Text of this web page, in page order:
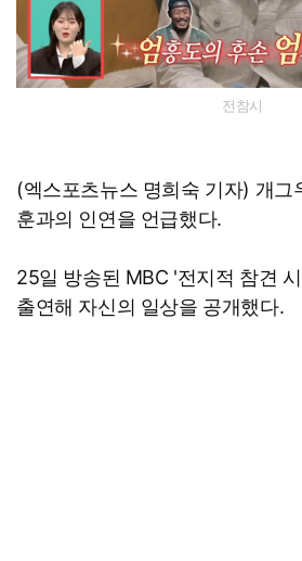
전참시
(엑스포츠뉴스 명희숙 기자) 개그
훈과의 인연을 언급했다.
25일 방송된 MBC '전지적 참견
출연해 자신의 일상을 공개했다.